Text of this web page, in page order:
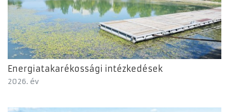
Energiatakarékossági intézkedések
2026. év